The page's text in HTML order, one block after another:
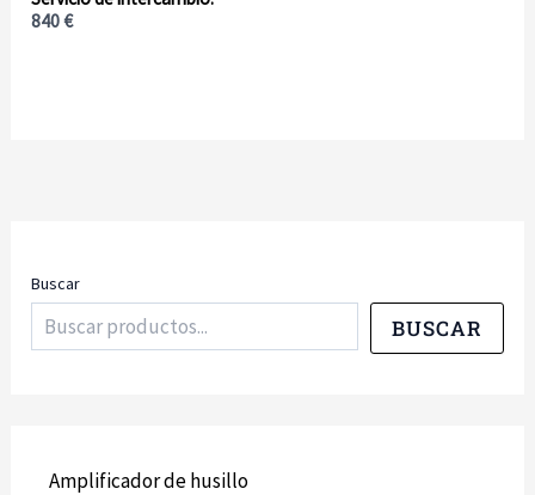
Buscar
BUSCAR
Amplificador de husillo
840€